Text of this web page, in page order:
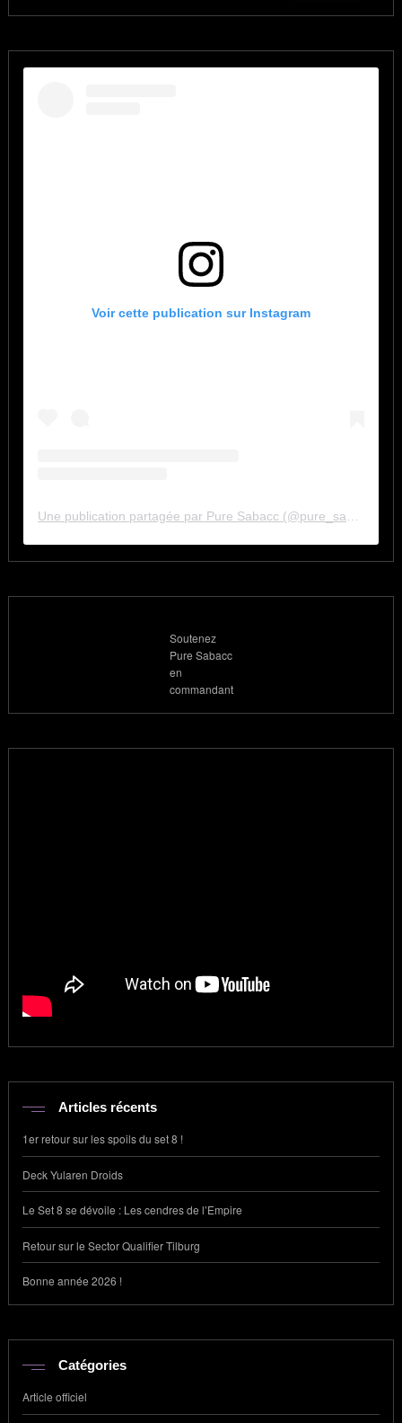
Voir cette publication sur Instagram
Soutenez
Pure Sabacc
en
commandant
Articles récents
1er retour sur les spoils du set 8 !
Deck Yularen Droids
Le Set 8 se dévoile : Les cendres de l’Empire
Retour sur le Sector Qualifier Tilburg
Bonne année 2026 !
Catégories
Article officiel